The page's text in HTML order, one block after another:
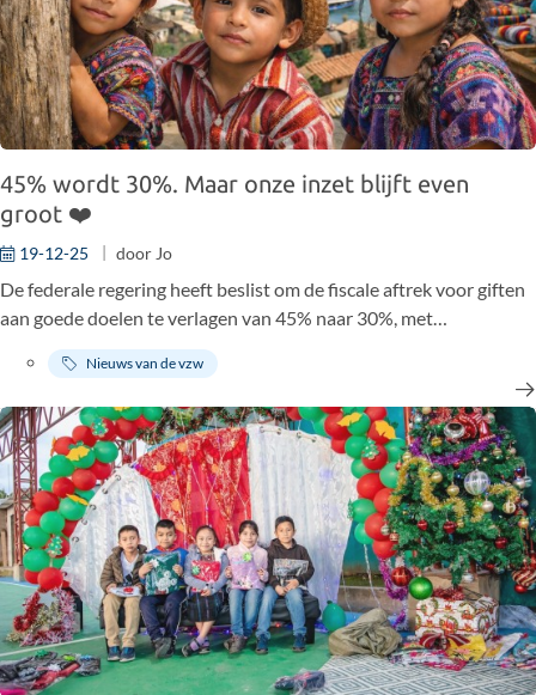
45% wordt 30%. Maar onze inzet blijft even
groot ❤️
19-12-25 doorJo
De federale regering heeft beslist om de fiscale aftrek voor giften
aan goede doelen te verlagen van 45% naar 30%, met
terugwerkende kracht voor 2025.
Nieuws van de vzw